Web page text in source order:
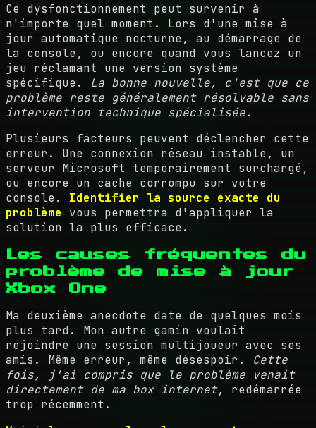
Ce dysfonctionnement peut survenir à
n'importe quel moment. Lors d'une mise à
jour automatique nocturne, au démarrage de
la console, ou encore quand vous lancez un
jeu réclamant une version système
spécifique. La bonne nouvelle, c'est que ce
problème reste généralement résolvable sans
intervention technique spécialisée.
Plusieurs facteurs peuvent déclencher cette
erreur. Une connexion réseau instable, un
serveur Microsoft temporairement surchargé,
ou encore un cache corrompu sur votre
console. Identifier la source exacte du
problème vous permettra d'appliquer la
solution la plus efficace.
Les causes fréquentes du
problème de mise à jour
Xbox One
Ma deuxième anecdote date de quelques mois
plus tard. Mon autre gamin voulait
rejoindre une session multijoueur avec ses
amis. Même erreur, même désespoir. Cette
fois, j'ai compris que le problème venait
directement de ma box internet, redémarrée
trop récemment.